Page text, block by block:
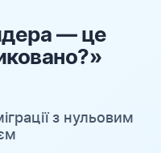
— це
з нульовим